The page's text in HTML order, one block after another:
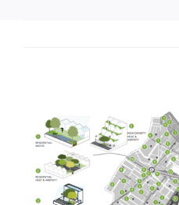
Larger
Image